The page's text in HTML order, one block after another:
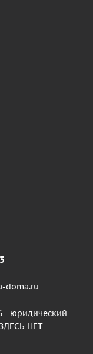
doma.ru
- юридический
НЕТ